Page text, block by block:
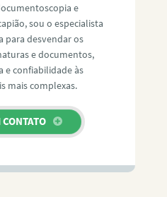
e
sou o especialista
para desvendar os
e documentos,
e confiabilidade às
mais complexas.
CONTATO